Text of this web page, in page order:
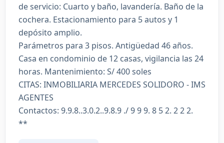
de servicio: Cuarto y baño, lavandería. Baño de la
cochera. Estacionamiento para 5 autos y 1
depósito amplio.
Parámetros para 3 pisos. Antigüedad 46 años.
Casa en condominio de 12 casas, vigilancia las 24
horas. Mantenimiento: S/ 400 soles
CITAS: INMOBILIARIA MERCEDES SOLIDORO - IMS
AGENTES
Contactos: 9.9.8..3.0.2..9.8.9 ./ 9 9 9. 8 5 2. 2 2 2.
**